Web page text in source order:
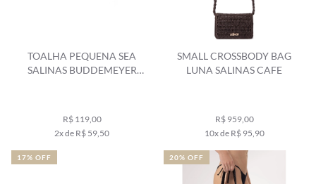
TOALHA PEQUENA SEA
SALINAS BUDDEMEYER
R$ 119,00
2x de R$ 59,50
SMALL CROSSBODY BAG
LUNA SALINAS CAFE
R$ 959,00
10x de R$ 95,90
17% OFF 20% OFF